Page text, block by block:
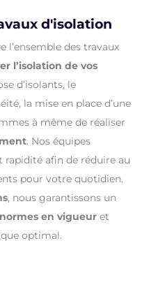
d'isolation
l’ensemble des travaux
l’isolation de vos
d’isolants, le
la mise en place d’une
à même de réaliser
. Nos équipes
afin de réduire au
pour votre quotidien.
, nous garantissons un
normes en vigueur et
optimal.